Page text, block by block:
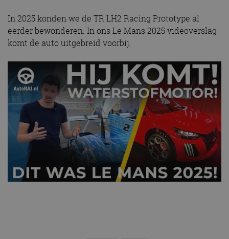
In 2025 konden we de TR LH2 Racing Prototype al
eerder bewonderen. In ons Le Mans 2025 videoverslag
komt de auto uitgebreid voorbij.